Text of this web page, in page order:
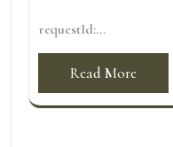
requestId:...
Read More